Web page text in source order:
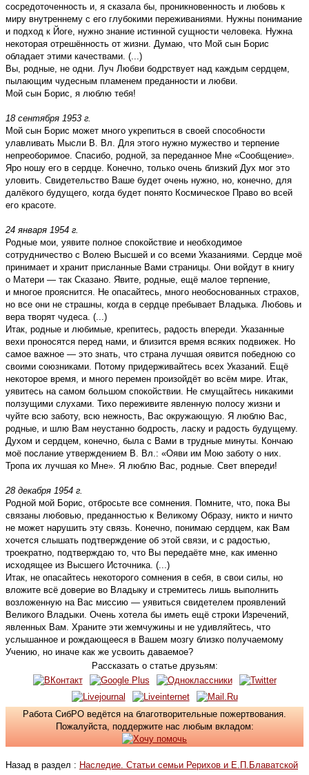
сосредоточенность и, я сказала бы, проникновенность и любовь к
миру внутреннему с его глубокими переживаниями. Нужны понимание
и подход к Йоге, нужно знание истинной сущности человека. Нужна
некоторая отрешённость от жизни. Думаю, что Мой сын Борис
обладает этими качествами. (...)
Вы, родные, не одни. Луч Любви бодрствует над каждым сердцем,
пылающим чудесным пламенем преданности и любви.
Мой сын Борис, я люблю тебя!
18 сентября 1953 г.
Мой сын Борис может много укрепиться в своей способности
улавливать Мысли В. Вл. Для этого нужно мужество и терпение
непреоборимое. Спасибо, родной, за переданное Мне «Сообщение».
Яро ношу его в сердце. Конечно, только очень близкий Дух мог это
уловить. Свидетельство Ваше будет очень нужно, но, конечно, для
далёкого будущего, когда будет понято Космическое Право во всей
его красоте.
24 января 1954 г.
Родные мои, уявите полное спокойствие и необходимое
сотрудничество с Волею Высшей и со всеми Указаниями. Сердце моё
принимает и хранит присланные Вами страницы. Они войдут в книгу
о Матери — так Сказано. Явите, родные, ещё малое терпение,
и многое прояснится. Не опасайтесь, много необоснованных страхов,
но все они не страшны, когда в сердце пребывает Владыка. Любовь и
вера творят чудеса. (...)
Итак, родные и любимые, крепитесь, радость впереди. Указанные
вехи проносятся перед нами, и близится время всяких подвижек. Но
самое важное — это знать, что страна лучшая оявится победною со
своими союзниками. Потому придерживайтесь всех Указаний. Ещё
некоторое время, и много перемен произойдёт во всём мире. Итак,
уявитесь на самом большом спокойствии. Не смущайтесь никакими
ползущими слухами. Тихо переживите явленную полосу жизни и
чуйте всю заботу, всю нежность, Вас окружающую. Я люблю Вас,
родные, и шлю Вам неустанно бодрость, ласку и радость будущему.
Духом и сердцем, конечно, была с Вами в трудные минуты. Кончаю
моё послание утверждением В. Вл.: «Ояви им Мою заботу о них.
Тропа их лучшая ко Мне». Я люблю Вас, родные. Свет впереди!
28 декабря 1954 г.
Родной мой Борис, отбросьте все сомнения. Помните, что, пока Вы
связаны любовью, преданностью к Великому Образу, никто и ничто
не может нарушить эту связь. Конечно, понимаю сердцем, как Вам
хочется слышать подтверждение об этой связи, и с радостью,
троекратно, подтверждаю то, что Вы передаёте мне, как именно
исходящее из Высшего Источника. (...)
Итак, не опасайтесь некоторого сомнения в себя, в свои силы, но
вложите всё доверие во Владыку и стремитесь лишь выполнить
возложенную на Вас миссию — уявиться свидетелем проявлений
Великого Владыки. Очень хотела бы иметь ещё строки Изречений,
явленных Вам. Храните эти жемчужины и не удивляйтесь, что
услышанное и рождающееся в Вашем мозгу близко получаемому
Учению, но иначе как же усвоить даваемое?
Рассказать о статье друзьям:
Работа СибРО ведётся на благотворительные пожертвования.
Пожалуйста, поддержите нас любым вкладом:
Назад в раздел : Наследие. Статьи семьи Рерихов и Е.П.Блаватской